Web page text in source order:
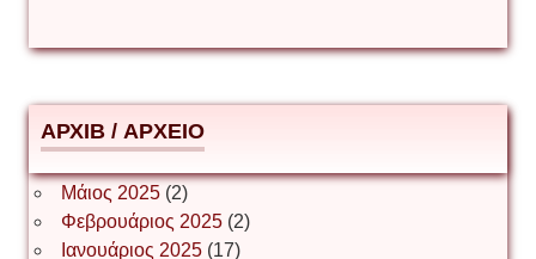
Δημήτριος Ζακοντινός
ΕΥΑΓΓΕΛΟΣ ΜΩΚΟΣ
Ιωάννης Σ. Παπαφλωράτος
АРХІВ / ΑΡΧΕΙΟ
Μάιος 2025(2)
Φεβρουάριος 2025(2)
Ιανουάριος 2025(17)